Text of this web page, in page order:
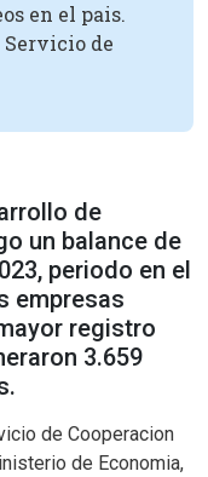
en el pais.
Servicio de
de
un balance de
periodo en el
empresas
registro
3.659
de Cooperacion
de Economia,